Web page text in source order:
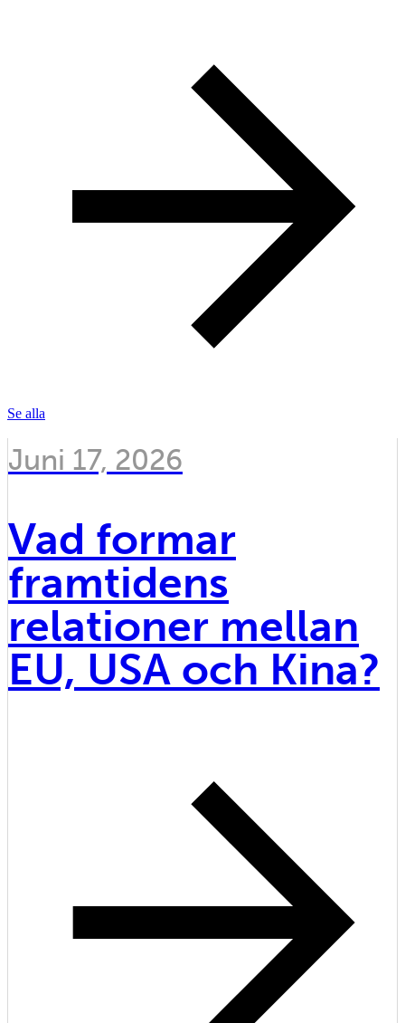
Se alla
Juni 17, 2026
Vad formar
framtidens
relationer mellan
EU, USA och Kina?